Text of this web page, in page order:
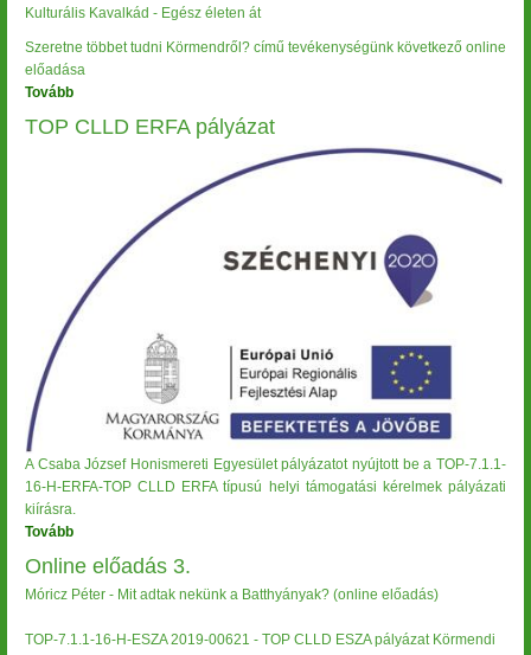
Kulturális Kavalkád - Egész életen át
Szeretne többet tudni Körmendről? című tevékenységünk következő online
előadása
Tovább
4.)
TOP CLLD ERFA pályázat
A Csaba József Honismereti Egyesület pályázatot nyújtott be a TOP-7.1.1-
16-H-ERFA-TOP CLLD ERFA típusú helyi támogatási kérelmek pályázati
kiírásra.
Tovább
CLLD
ERFA
pályázat)
Online előadás 3.
Móricz Péter - Mit adtak nekünk a Batthyányak? (online előadás)
TOP-7.1.1-16-H-ESZA 2019-00621 - TOP CLLD ESZA pályázat Körmendi